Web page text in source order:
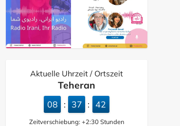
Aktuelle Uhrzeit / Ortszeit
Teheran
08 : 37 : 43
Zeitverschiebung: +2:30 Stunden